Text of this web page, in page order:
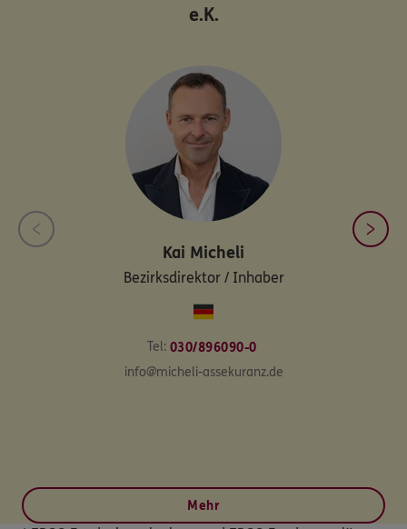
e.K.
Kai Micheli
Bezirksdirektor / Inhaber
Tel: 030/896090-0
info@micheli-assekuranz.de
Mehr